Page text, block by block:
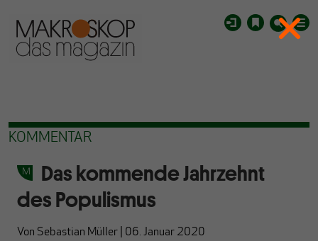
KOMMENTAR
Das kommende Jahrzehnt
des Populismus
Von Sebastian Müller 06. Januar 2020